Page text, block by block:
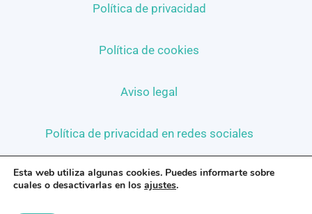
Política de privacidad
Política de cookies
Aviso legal
Política de privacidad en redes sociales
©2026 Revoluciona tu pyme
Esta web utiliza algunas cookies. Puedes informarte sobre
cuales o desactivarlas en los ajustes.